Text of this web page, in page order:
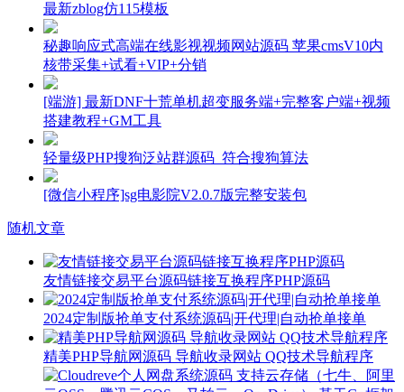
最新zblog仿115模板
秘趣响应式高端在线影视视频网站源码 苹果cmsV10内
核带采集+试看+VIP+分销
[端游] 最新DNF十荒单机超变服务端+完整客户端+视频
搭建教程+GM工具
轻量级PHP搜狗泛站群源码_符合搜狗算法
[微信小程序]sg电影院V2.0.7版完整安装包
随机文章
友情链接交易平台源码链接互换程序PHP源码
2024定制版抢单支付系统源码|开代理|自动抢单接单
精美PHP导航网源码 导航收录网站 QQ技术导航程序